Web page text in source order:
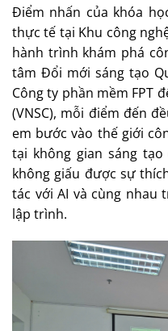
Điểm nhấn của khóa
thực tế tại Khu công
hành trình khám phá
tâm Đổi mới sáng tạo
Công ty phần mềm FPT
(VNSC), mỗi điểm đến
em bước vào thế giới
tại không gian sáng tạo
không giấu được sự
tác với AI và cùng nhau
lập trình.